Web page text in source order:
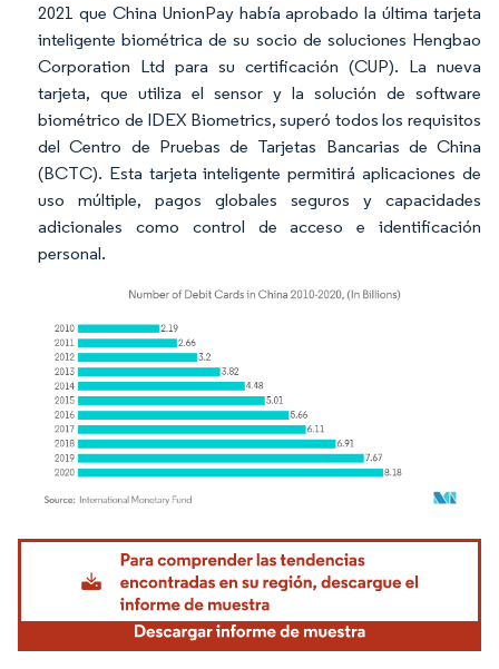
2021 que China UnionPay había aprobado la última tarjeta
inteligente biométrica de su socio de soluciones Hengbao
Corporation Ltd para su certificación (CUP). La nueva
tarjeta, que utiliza el sensor y la solución de software
biométrico de IDEX Biometrics, superó todos los requisitos
del Centro de Pruebas de Tarjetas Bancarias de China
(BCTC). Esta tarjeta inteligente permitirá aplicaciones de
uso múltiple, pagos globales seguros y capacidades
adicionales como control de acceso e identificación
personal.
Imagen © Mordor Intelligence. El uso requiere atribución según CC BY 4.0.